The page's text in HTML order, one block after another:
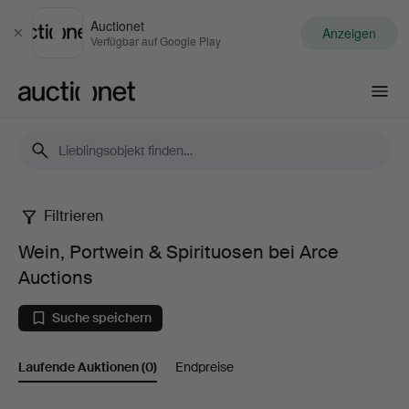
Schließen
Auctionet
Verfügbar auf Google Play Anzeigen
Wein,
Portwein
&
Spirituosen
Filtrieren
Wein, Portwein & Spirituosen bei Arce
Auctions
Suche speichern
Laufende Auktionen(0) Endpreise